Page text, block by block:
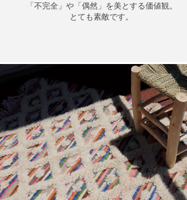
「不完全」や「偶然」を美とする価値観。
とても素敵です。